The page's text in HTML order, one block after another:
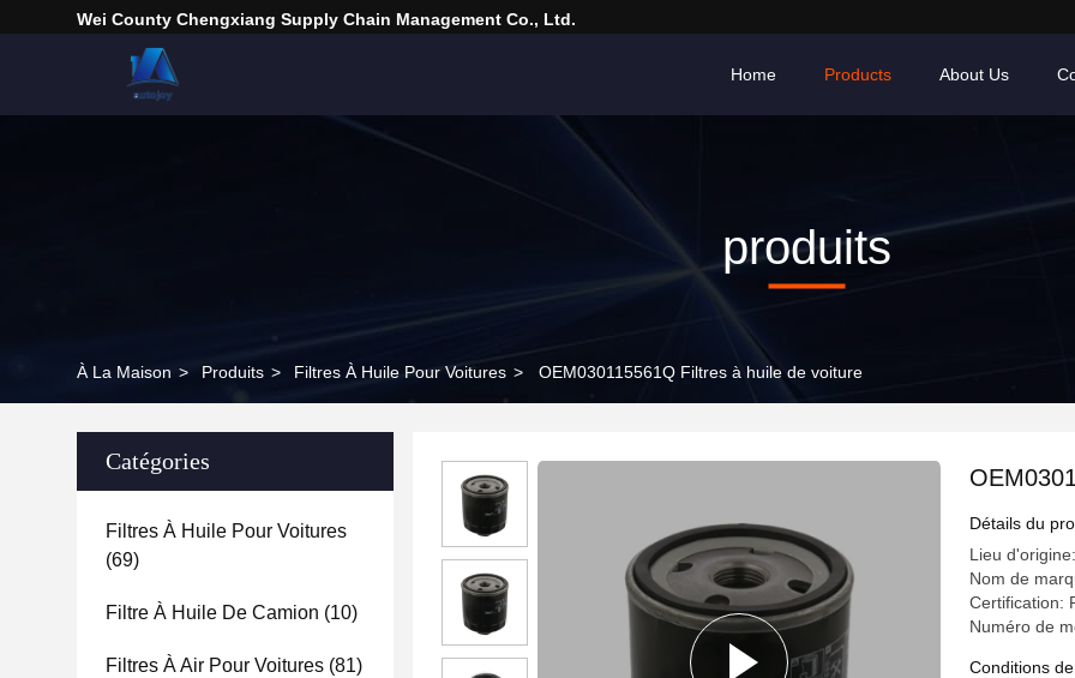
Wei County Chengxiang Supply Chain Management Co., Ltd.
Home Products About Us
produits
À La Maison > Produits > Filtres À Huile Pour Voitures > OEM030115561Q Filtres à huile de voiture
Catégories
Filtres À Huile Pour Voitures
(69)
Filtre À Huile De Camion (10)
Filtres À Air Pour Voitures (81)
Détails du
Lieu
Nom de
Certification:
Numéro de
Conditions